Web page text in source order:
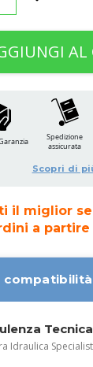
AL
il miglior
a partire
Tecnica
Idraulica
Spedizione
assicurata
Scopri di